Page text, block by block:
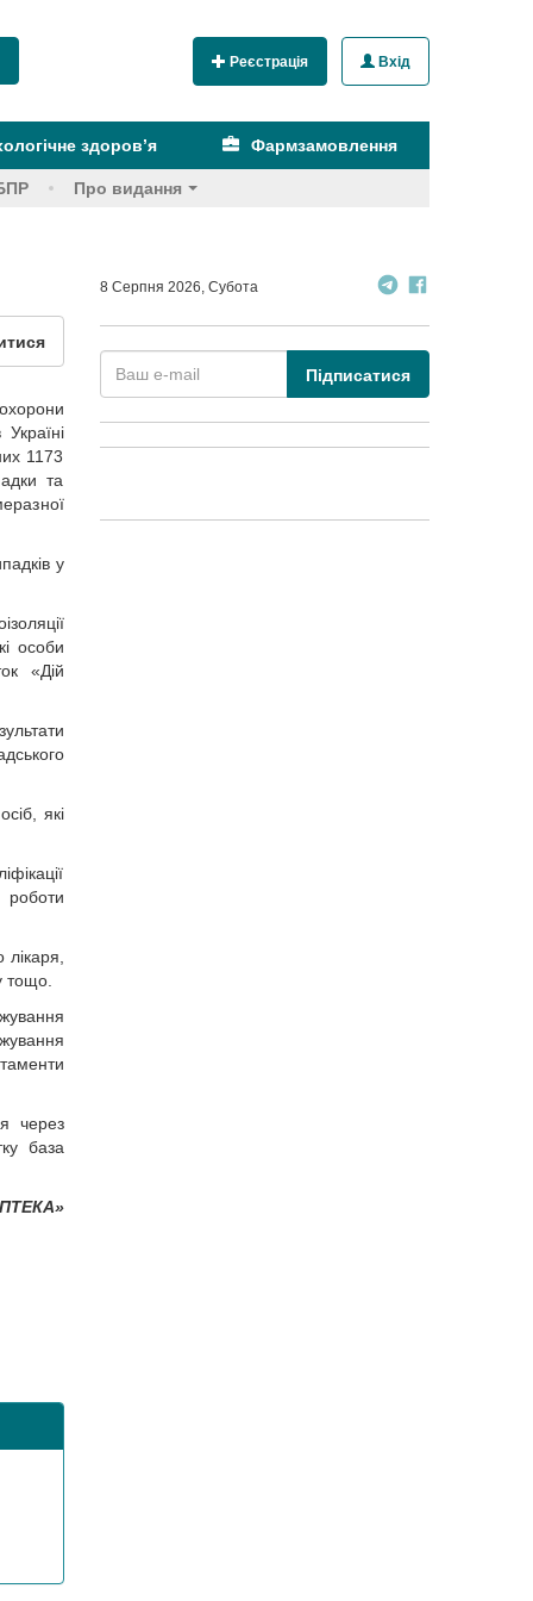
Реєстрація Вхід
здоров’я Фармзамовлення
Про видання
1173
та
у
особи
«Дій
які
роботи
тощо.
через
база
8 Серпня 2026, Субота
Підписатися